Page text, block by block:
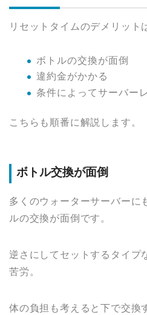
リセットタイムのデメリット
ボトルの交換が面倒
違約金がかかる
条件によってサーバー
こちらも順番に解説します。
ボトル交換が面倒
多くのウォーターサーバーに
ルの交換が面倒です。
逆さにしてセットするタイプ
苦労。
体の負担も考えると下で交換